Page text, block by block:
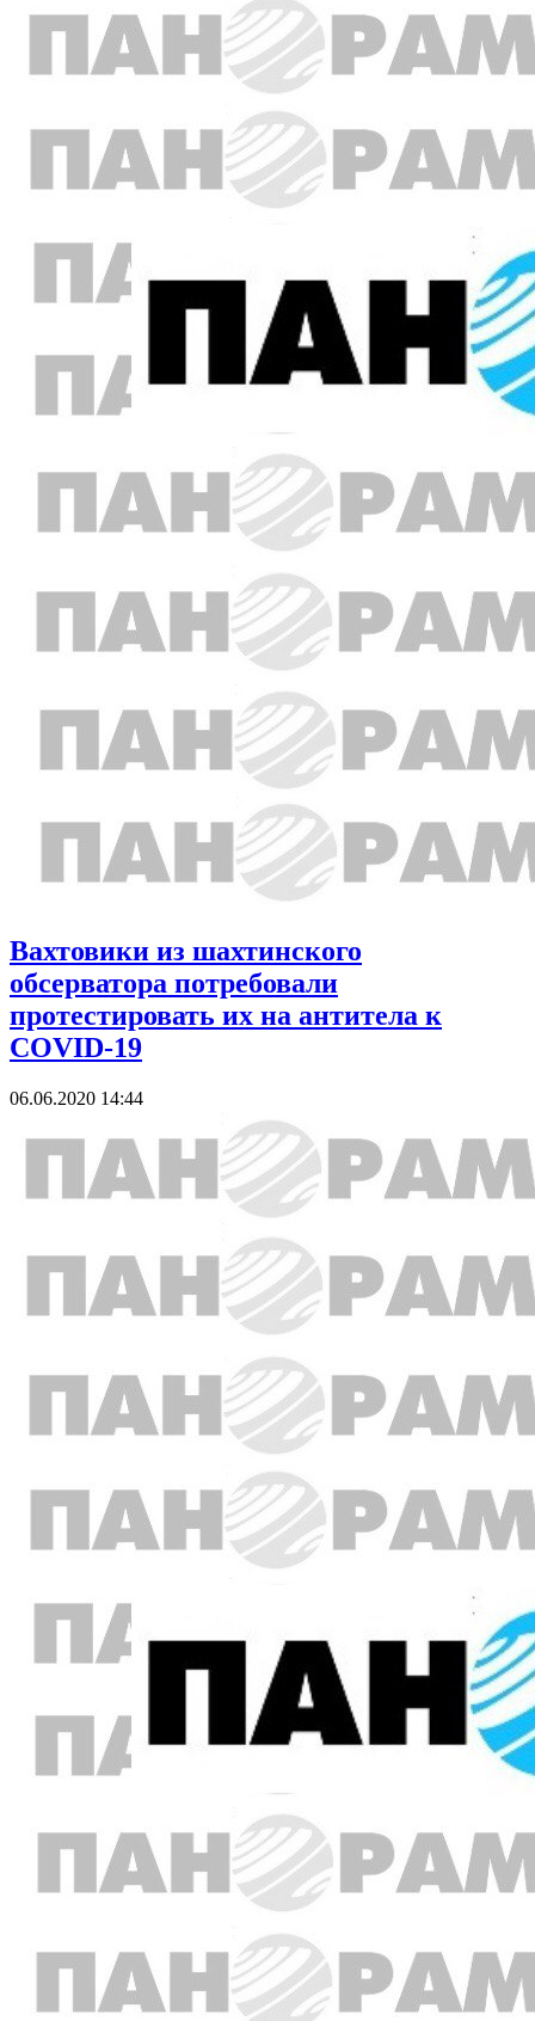
Вахтовики из шахтинского
обсерватора потребовали
протестировать их на антитела к
COVID-19
06.06.2020 14:44